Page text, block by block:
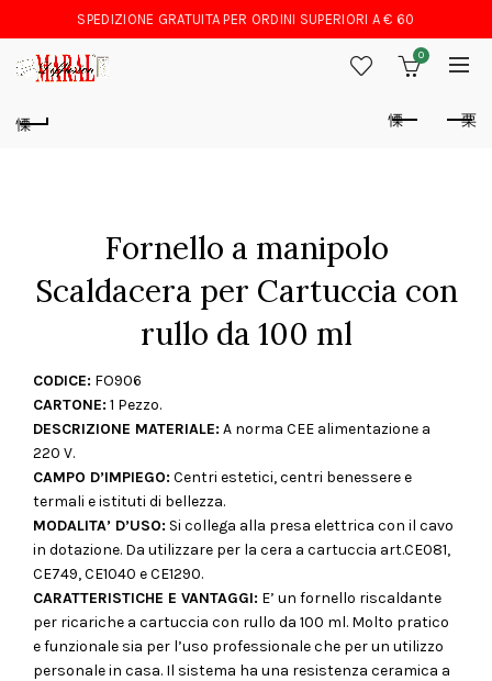
SPEDIZIONE GRATUITA PER ORDINI SUPERIORI A € 60
0
Fornello a manipolo
Scaldacera per Cartuccia con
rullo da 100 ml
CODICE: FO906
CARTONE: 1 Pezzo.
DESCRIZIONE MATERIALE: A norma CEE alimentazione a
220 V.
CAMPO D’IMPIEGO: Centri estetici, centri benessere e
termali e istituti di bellezza.
MODALITA’ D’USO: Si collega alla presa elettrica con il cavo
in dotazione. Da utilizzare per la cera a cartuccia art.CE081,
CE749, CE1040 e CE1290.
CARATTERISTICHE E VANTAGGI: E’ un fornello riscaldante
per ricariche a cartuccia con rullo da 100 ml. Molto pratico
e funzionale sia per l’uso professionale che per un utilizzo
personale in casa. Il sistema ha una resistenza ceramica a